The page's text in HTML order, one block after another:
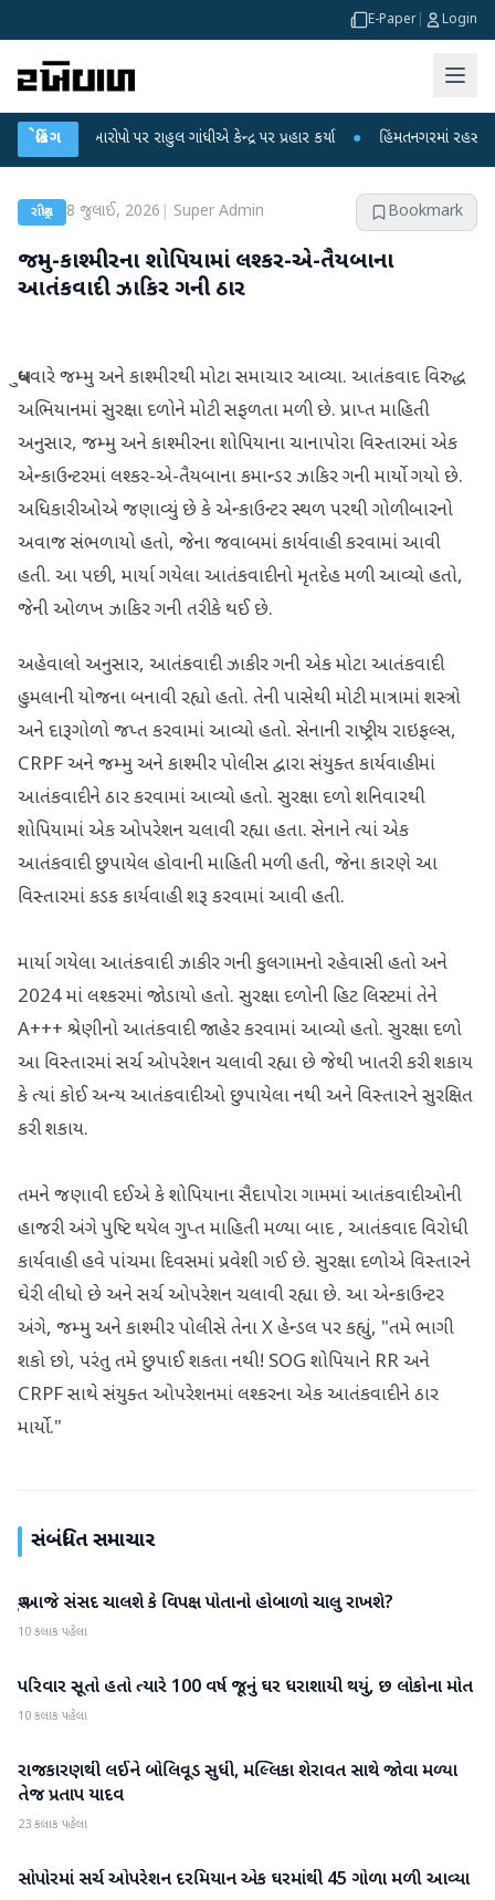
E-Paper Login
બ્રેકિંગ
આરોપો પર રાહુલ ગાંધીએ કેન્દ્ર પર પ્રહાર કર્યા ● હિંમતનગરમાં રહસ્યમય વાયરસ
રાષ્ટ્રીય 8 જુલાઈ, 2026 Super Admin Bookmark
જમ્મુ-કાશ્મીરના શોપિયામાં લશ્કર-એ-તૈયબાના
આતંકવાદી ઝાકિર ગની ઠાર
બુધવારે જમ્મુ અને કાશ્મીરથી મોટા સમાચાર આવ્યા. આતંકવાદ વિરુદ્ધ
અભિયાનમાં સુરક્ષા દળોને મોટી સફળતા મળી છે. પ્રાપ્ત માહિતી
અનુસાર, જમ્મુ અને કાશ્મીરના શોપિયાના ચાનાપોરા વિસ્તારમાં એક
એન્કાઉન્ટરમાં લશ્કર-એ-તૈયબાના કમાન્ડર ઝાકિર ગની માર્યો ગયો છે.
અધિકારીઓએ જણાવ્યું છે કે એન્કાઉન્ટર સ્થળ પરથી ગોળીબારનો
અવાજ સંભળાયો હતો, જેના જવાબમાં કાર્યવાહી કરવામાં આવી
હતી. આ પછી, માર્યા ગયેલા આતંકવાદીનો મૃતદેહ મળી આવ્યો હતો,
જેની ઓળખ ઝાકિર ગની તરીકે થઈ છે.
અહેવાલો અનુસાર, આતંકવાદી ઝાકીર ગની એક મોટા આતંકવાદી
હુમલાની યોજના બનાવી રહ્યો હતો. તેની પાસેથી મોટી માત્રામાં શસ્ત્રો
અને દારૂગોળો જપ્ત કરવામાં આવ્યો હતો. સેનાની રાષ્ટ્રીય રાઇફલ્સ,
CRPF અને જમ્મુ અને કાશ્મીર પોલીસ દ્વારા સંયુક્ત કાર્યવાહીમાં
આતંકવાદીને ઠાર કરવામાં આવ્યો હતો. સુરક્ષા દળો શનિવારથી
શોપિયામાં એક ઓપરેશન ચલાવી રહ્યા હતા. સેનાને ત્યાં એક
આતંકવાદી છુપાયેલ હોવાની માહિતી મળી હતી, જેના કારણે આ
વિસ્તારમાં કડક કાર્યવાહી શરૂ કરવામાં આવી હતી.
માર્યા ગયેલા આતંકવાદી ઝાકીર ગની કુલગામનો રહેવાસી હતો અને
2024 માં લશ્કરમાં જોડાયો હતો. સુરક્ષા દળોની હિટ લિસ્ટમાં તેને
A+++ શ્રેણીનો આતંકવાદી જાહેર કરવામાં આવ્યો હતો. સુરક્ષા દળો
આ વિસ્તારમાં સર્ચ ઓપરેશન ચલાવી રહ્યા છે જેથી ખાતરી કરી શકાય
કે ત્યાં કોઈ અન્ય આતંકવાદીઓ છુપાયેલા નથી અને વિસ્તારને સુરક્ષિત
કરી શકાય.
તમને જણાવી દઈએ કે શોપિયાના સૈદાપોરા ગામમાં આતંકવાદીઓની
હાજરી અંગે પુષ્ટિ થયેલ ગુપ્ત માહિતી મળ્યા બાદ , આતંકવાદ વિરોધી
કાર્યવાહી હવે પાંચમા દિવસમાં પ્રવેશી ગઈ છે. સુરક્ષા દળોએ વિસ્તારને
ઘેરી લીધો છે અને સર્ચ ઓપરેશન ચલાવી રહ્યા છે. આ એન્કાઉન્ટર
અંગે, જમ્મુ અને કાશ્મીર પોલીસે તેના X હેન્ડલ પર કહ્યું, "તમે ભાગી
શકો છો, પરંતુ તમે છુપાઈ શકતા નથી! SOG શોપિયાને RR અને
CRPF સાથે સંયુક્ત ઓપરેશનમાં લશ્કરના એક આતંકવાદીને ઠાર
માર્યો."
સંબંધિત સમાચાર
રાષ્ટ્રીય
શું આજે સંસદ ચાલશે કે વિપક્ષ પોતાનો હોબાળો ચાલુ રાખશે?
10 કલાક પહેલા
રાષ્ટ્રીય
પરિવાર સૂતો હતો ત્યારે 100 વર્ષ જૂનું ઘર ધરાશાયી થયું, છ લોકોના મોત
10 કલાક પહેલા
રાષ્ટ્રીય
રાજકારણથી લઈને બોલિવૂડ સુધી, મલ્લિકા શેરાવત સાથે જોવા મળ્યા
તેજ પ્રતાપ યાદવ
23 કલાક પહેલા
રાષ્ટ્રીય
સોપોરમાં સર્ચ ઓપરેશન દરમિયાન એક ઘરમાંથી 45 ગોળા મળી આવ્યા